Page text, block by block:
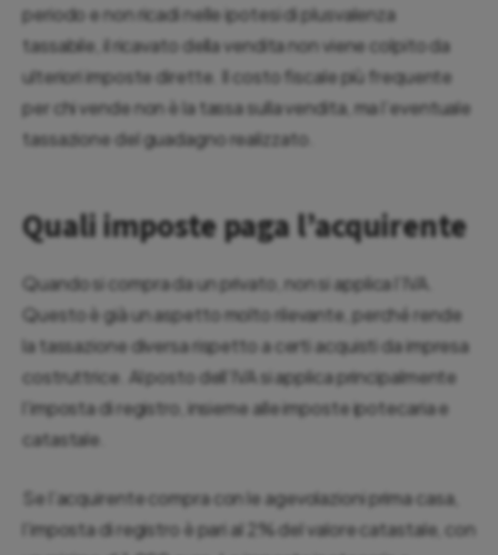
periodo e non ricadi nelle ipotesi di plusvalenza
tassabile, il ricavato della vendita non viene colpito da
ulteriori imposte dirette. Il costo fiscale più frequente
per chi vende non è la tassa sulla vendita, ma l’eventuale
tassazione del guadagno realizzato.
Quali imposte paga l’acquirente
Quando si compra da un privato, non si applica l’IVA.
Questo è già un aspetto molto rilevante, perché rende
la tassazione diversa rispetto a certi acquisti da impresa
costruttrice. Al posto dell’IVA si applica principalmente
l’imposta di registro, insieme alle imposte ipotecaria e
catastale.
Se l’acquirente compra con le agevolazioni prima casa,
l’imposta di registro è pari al 2% del valore catastale, con